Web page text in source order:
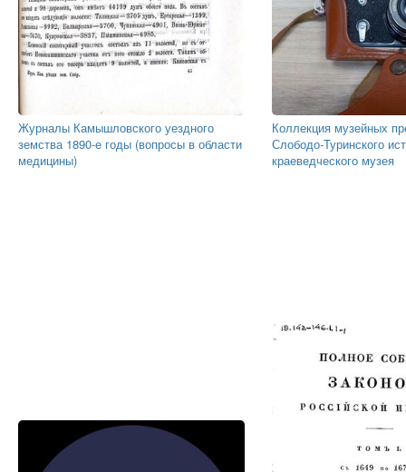
Журналы Камышловского уездного
земства 1890-е годы (вопросы в области
медицины)
Коллекция музейных
Слободо-Туринского
краеведческого музея